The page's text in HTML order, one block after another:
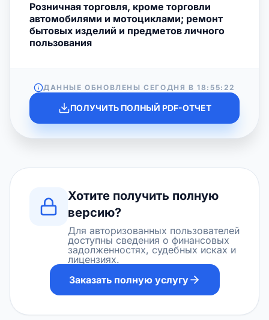
Розничная торговля, кроме торговли
автомобилями и мотоциклами; ремонт
бытовых изделий и предметов личного
пользования
ДАННЫЕ ОБНОВЛЕНЫ СЕГОДНЯ В18:55:22
ПОЛУЧИТЬ ПОЛНЫЙ PDF-ОТЧЕТ
Хотите получить полную
версию?
Для авторизованных пользователей
доступны сведения о финансовых
задолженностях, судебных исках и
лицензиях.
Заказать полную услугу